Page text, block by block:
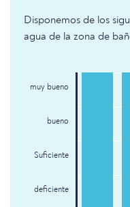
Disponemos de los
agua de la zona de
muy bueno
bueno
Suficiente
deficiente